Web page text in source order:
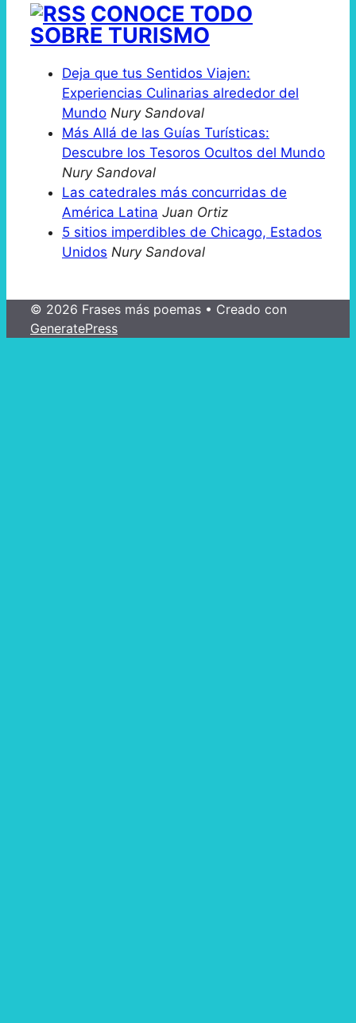
CONOCE TODO
SOBRE TURISMO
Deja que tus Sentidos Viajen:
Experiencias Culinarias alrededor del
Mundo Nury Sandoval
Más Allá de las Guías Turísticas:
Descubre los Tesoros Ocultos del Mundo
Nury Sandoval
Las catedrales más concurridas de
América Latina Juan Ortiz
5 sitios imperdibles de Chicago, Estados
Unidos Nury Sandoval
© 2026 Frases más poemas • Creado con
GeneratePress